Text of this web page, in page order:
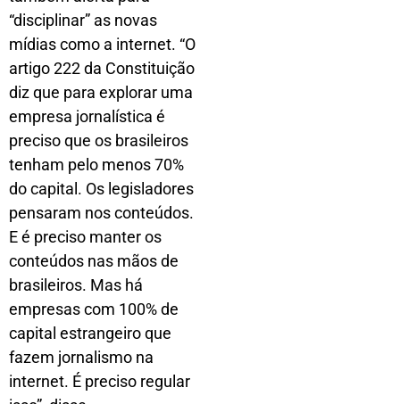
“disciplinar” as novas
mídias como a internet. “O
artigo 222 da Constituição
diz que para explorar uma
empresa jornalística é
preciso que os brasileiros
tenham pelo menos 70%
do capital. Os legisladores
pensaram nos conteúdos.
E é preciso manter os
conteúdos nas mãos de
brasileiros. Mas há
empresas com 100% de
capital estrangeiro que
fazem jornalismo na
internet. É preciso regular